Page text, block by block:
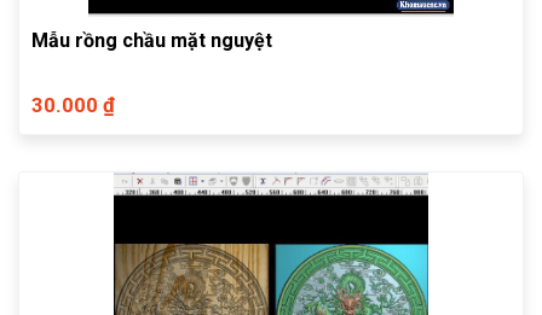
Mẫu rồng chầu mặt nguyệt
30.000 ₫